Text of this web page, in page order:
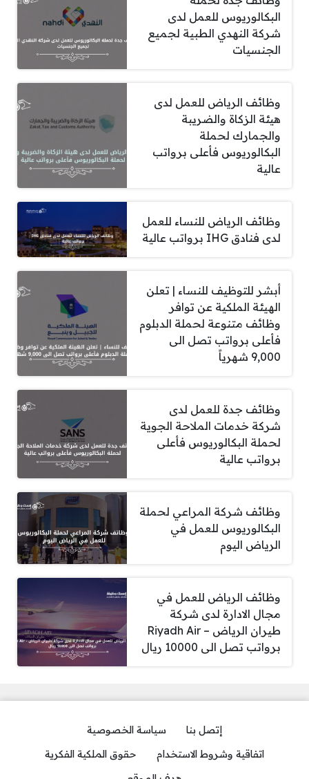
البكالوريوس للعمل لدى
شركة النهدي الطبية لجميع
الجنسيات
وظائف الرياض للعمل لدى
هيئة الزكاة والضريبة
والجمارك لحملة
البكالوريوس فأعلى برواتب
عالية
وظائف الرياض للنساء للعمل
لدى فنادق IHG برواتب عالية
أبشر للتوظيف للنساء | تعلن
الهيئة الملكية عن توافر
وظائف متنوعة لحملة الدبلوم
فأعلى برواتب تصل الى
9,000 شهرياً
وظائف جدة للعمل لدى
شركة خدمات الملاحة الجوية
لحملة البكالوريوس فأعلى
برواتب عالية
وظائف شركة المراعي لحملة
البكالوريوس للعمل في
الرياض اليوم
وظائف الرياض للعمل في
مجال الادارة لدى شركة
طيران الرياض – Riyadh Air
برواتب تصل الى 10000 ريال
إتصل بنا
سياسة الخصوصية
اتفاقية وشروط الاستخدام
حقوق الملكية الفكرية